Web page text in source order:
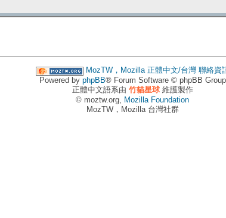
MozTW，Mozilla 正體中文/台灣 聯絡資
Powered by phpBB® Forum Software © phpBB Group
正體中文語系由 竹貓星球維護製作
© moztw.org, Mozilla Foundation
MozTW，Mozilla 台灣社群